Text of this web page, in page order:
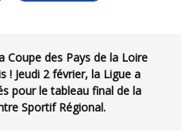
! Jeudi 2 février, la Ligue a
pour le tableau final de la
Sportif Régional.